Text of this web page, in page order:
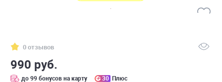
0 отзывов
990 руб.
до 99 бонусов на карту 30 Плюс